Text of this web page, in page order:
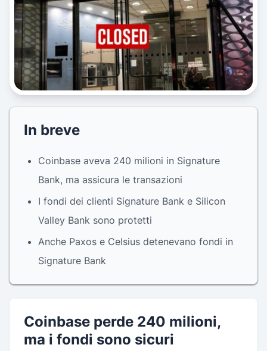
In breve
Coinbase aveva 240 milioni in Signature
Bank, ma assicura le transazioni
I fondi dei clienti Signature Bank e Silicon
Valley Bank sono protetti
Anche Paxos e Celsius detenevano fondi in
Signature Bank
Coinbase perde 240 milioni,
ma i fondi sono sicuri